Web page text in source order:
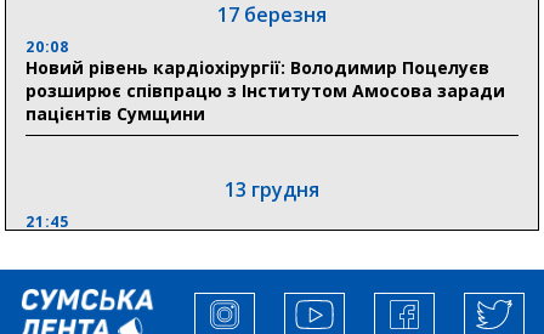
19:38
Сумська клінічна лікарня Святого Пантелеймона
здобула головну відзнаку в медичній сфері України
17 березня
20:08
Новий рівень кардіохірургії: Володимир Поцелуєв
розширює співпрацю з Інститутом Амосова заради
пацієнтів Сумщини
13 грудня
21:45
збільшити завантаження стратегічних українських
виробників”, – нардеп Максим Гузенко